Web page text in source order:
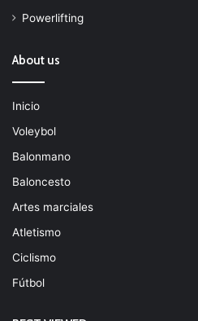
Powerlifting
About us
Inicio
Voleybol
Balonmano
Baloncesto
Artes marciales
Atletismo
Ciclismo
Fútbol